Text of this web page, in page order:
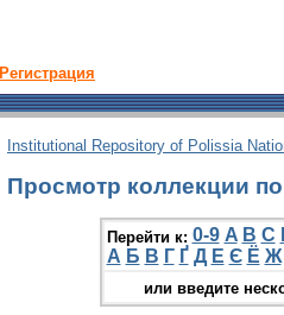
Регистрация
Institutional Repository of Polissia
Просмотр коллекции
Перейти к: 0-9 A B C
А Б В Г Ґ Д Е Є Ё Ж
или введите